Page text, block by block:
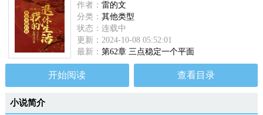
作者： 雷的文
分类： 其他类型
状态：连载中
更新：2024-10-08 05:52:01
最新： 第62章 三点稳定一个平面
开始阅读 查看目录
小说简介